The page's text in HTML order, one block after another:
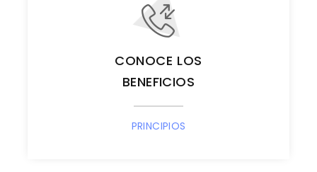
CONOCE LOS
BENEFICIOS
PRINCIPIOS